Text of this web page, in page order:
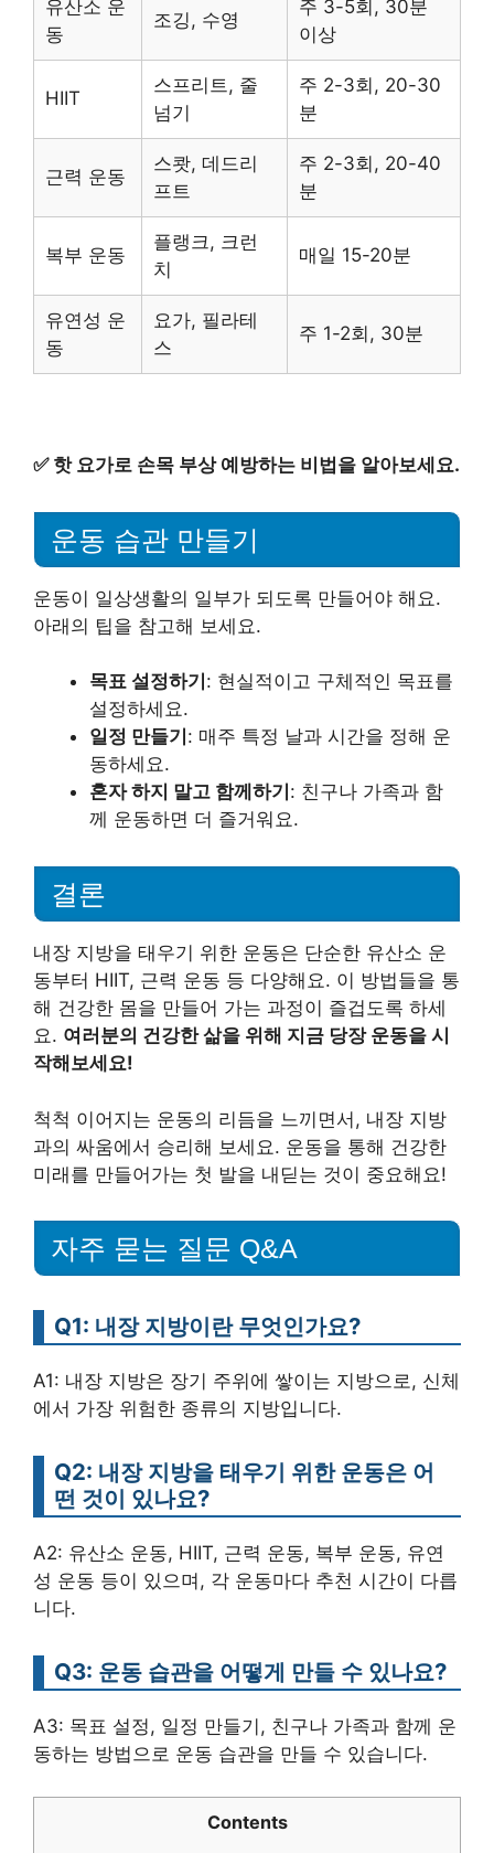
유산소 운
동
조깅, 수영
주 3-5회, 30분
이상
HIIT
스프리트, 줄
넘기
주 2-3회, 20-30
분
근력 운동
스쾃, 데드리
프트
주 2-3회, 20-40
분
복부 운동
플랭크, 크런
치
매일 15-20분
유연성 운
동
요가, 필라테
스
주 1-2회, 30분
✅ 핫 요가로 손목 부상 예방하는 비법을 알아보세요.
운동 습관 만들기
운동이 일상생활의 일부가 되도록 만들어야 해요.
아래의 팁을 참고해 보세요.
목표 설정하기 : 현실적이고 구체적인 목표를
설정하세요.
일정 만들기 : 매주 특정 날과 시간을 정해 운
동하세요.
혼자 하지 말고 함께하기 : 친구나 가족과 함
께 운동하면 더 즐거워요.
결론
내장 지방을 태우기 위한 운동은 단순한 유산소 운
동부터 HIIT, 근력 운동 등 다양해요. 이 방법들을 통
해 건강한 몸을 만들어 가는 과정이 즐겁도록 하세
요. 여러분의 건강한 삶을 위해 지금 당장 운동을 시
작해보세요!
척척 이어지는 운동의 리듬을 느끼면서, 내장 지방
과의 싸움에서 승리해 보세요. 운동을 통해 건강한
미래를 만들어가는 첫 발을 내딛는 것이 중요해요!
자주 묻는 질문 Q&A
Q1: 내장 지방이란 무엇인가요?
A1: 내장 지방은 장기 주위에 쌓이는 지방으로, 신체
에서 가장 위험한 종류의 지방입니다.
Q2: 내장 지방을 태우기 위한 운동은 어
떤 것이 있나요?
A2: 유산소 운동, HIIT, 근력 운동, 복부 운동, 유연
성 운동 등이 있으며, 각 운동마다 추천 시간이 다릅
니다.
Q3: 운동 습관을 어떻게 만들 수 있나요?
A3: 목표 설정, 일정 만들기, 친구나 가족과 함께 운
동하는 방법으로 운동 습관을 만들 수 있습니다.
Contents